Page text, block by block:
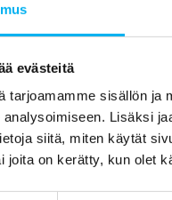
evästeitä
tarjoamamme sisällön ja
Lisäksi
siitä, miten käytät
joita on kerätty, kun olet
joka